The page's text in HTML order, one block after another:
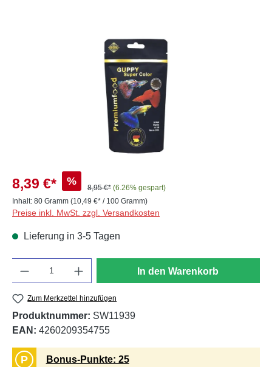
8,39 €* %
8,95 €* (6.26% gespart)
Inhalt: 80 Gramm (10,49 €* / 100 Gramm)
Preise inkl. MwSt. zzgl. Versandkosten
Lieferung in 3-5 Tagen
In den Warenkorb
Zum Merkzettel hinzufügen
Produktnummer: SW11939
EAN: 4260209354755
P Bonus-Punkte: 25